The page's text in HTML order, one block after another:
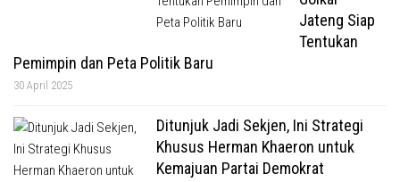
Jateng Siap
Tentukan
Pemimpin dan Peta Politik Baru
30 April 2025
Ditunjuk Jadi Sekjen, Ini Strategi
Khusus Herman Khaeron untuk
Kemajuan Partai Demokrat